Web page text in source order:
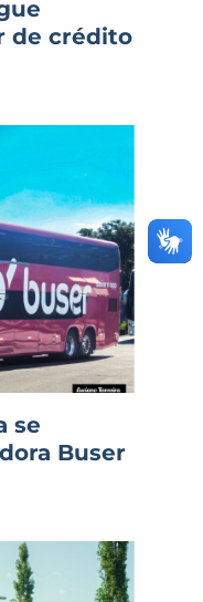
de crédito
se
Buser